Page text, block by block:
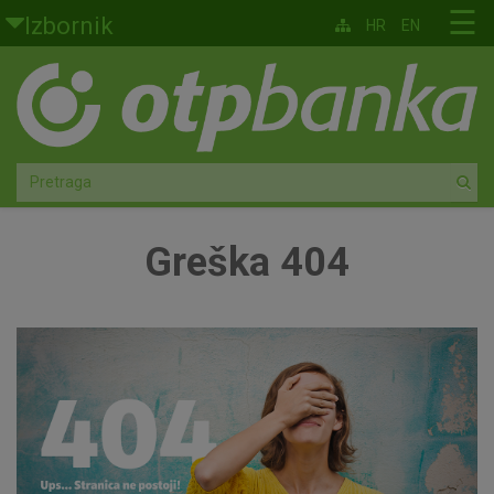
Skoči na glavni sadržaj
Izbornik
Građani
Privatno bankarstvo
Agro
Faktoring
O nama
☰
HR EN
Greška 404